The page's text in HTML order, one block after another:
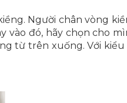
Người chân vòng
vào đó, hãy chọn cho
từ trên xuống. Với kiểu